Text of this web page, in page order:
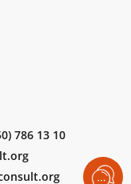
786 13 10